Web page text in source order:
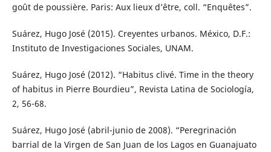
goût de poussière. Paris: Aux lieux d’être, coll. “Enquêtes”.
Suárez, Hugo José (2015). Creyentes urbanos. México, D.F.:
Instituto de Investigaciones Sociales, UNAM.
Suárez, Hugo José (2012). “Habitus clivé. Time in the theory
of habitus in Pierre Bourdieu”, Revista Latina de Sociología,
2, 56-68.
Suárez, Hugo José (abril-junio de 2008). “Peregrinación
barrial de la Virgen de San Juan de los Lagos en Guanajuato